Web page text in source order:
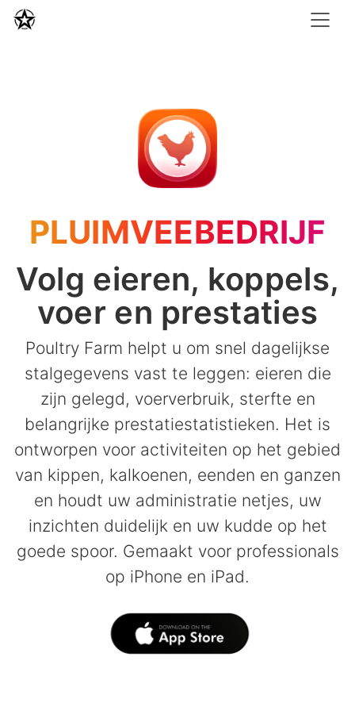
PLUIMVEEBEDRIJF
Volg eieren, koppels,
voer en prestaties
Poultry Farm helpt u om snel dagelijkse
stalgegevens vast te leggen: eieren die
zijn gelegd, voerverbruik, sterfte en
belangrijke prestatiestatistieken. Het is
ontworpen voor activiteiten op het gebied
van kippen, kalkoenen, eenden en ganzen
en houdt uw administratie netjes, uw
inzichten duidelijk en uw kudde op het
goede spoor. Gemaakt voor professionals
op iPhone en iPad.